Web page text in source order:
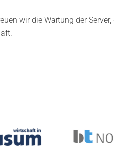
wir die Wartung der Server,